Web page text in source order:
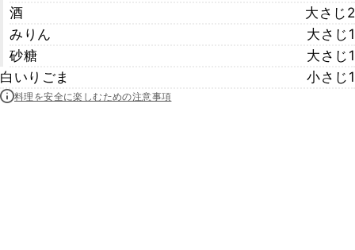
酒
大さじ2
みりん
大さじ1
砂糖
大さじ1
白いりごま
小さじ1
料理を安全に楽しむための注意事項